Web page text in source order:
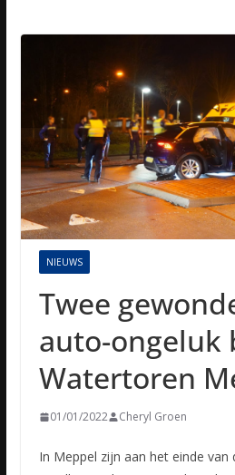
NIEUWS
Twee
auto-ongeluk
Watertoren
01/01/2022 Cheryl Groen
In Meppel zijn aan het einde van